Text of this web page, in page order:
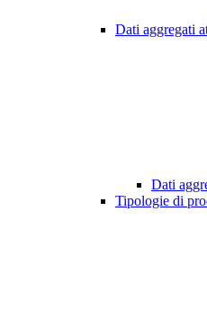
Dati aggregati
Dati
Tipologie di